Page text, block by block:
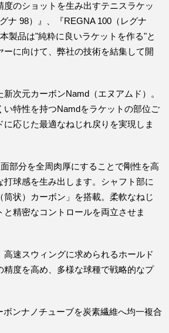
のショットを生み出すテニスラケッ
ナ 98）』、『REGNA 100（レグナ
製品は"純粋に良いラケットを作る"と
に向けて、弊社の技術を結集して開
次元カーボンNamd（エヌアムド）。
特性を持つNamdをラケットの部位ご
応じた最適なねじれ戻りを実現しま
部分を全周肉厚にすることで剛性を高
球感を生み出します。シャフト部に
状）カーボン」を搭載。柔軟なねじ
精密なコントロールを両立させま
速スウィングに求められるホールド
度を高め、多様な球種で戦略的なプ
ンナノチューブを炭素繊維へ均一複合